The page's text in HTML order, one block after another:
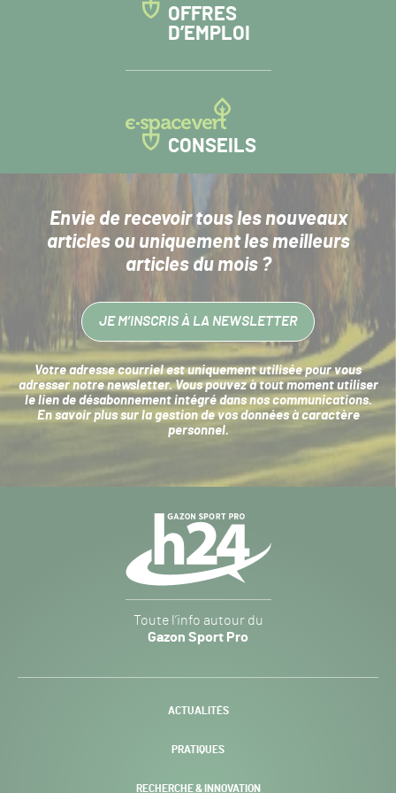
OFFRES
D’EMPLOI
CONSEILS
Envie de recevoir tous les nouveaux
articlesou uniquement les meilleurs
articles du mois ?
JE M’INSCRIS À LA NEWSLETTER
Votre adresse courriel est uniquement utilisée pour vous
adresser notre newsletter. Vous pouvez à tout moment utiliser
le lien de désabonnement intégré dans nos communications.
En savoir plus sur la gestion de vos données à caractère
personnel.
Sport
Pro
-
Toute l’info autour du
Gazon Sport Pro
ACTUALITÉS
PRATIQUES
RECHERCHE & INNOVATION